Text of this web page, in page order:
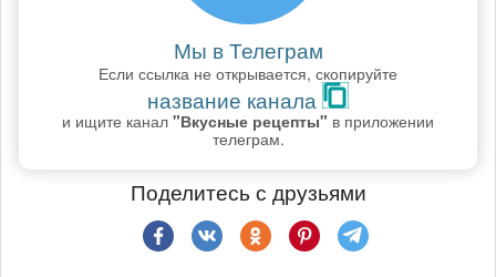
Мы в Телеграм
Если ссылка не открывается, скопируйте
название канала
и ищите канал "Вкусные рецепты" в приложении
телеграм.
Поделитесь с друзьями